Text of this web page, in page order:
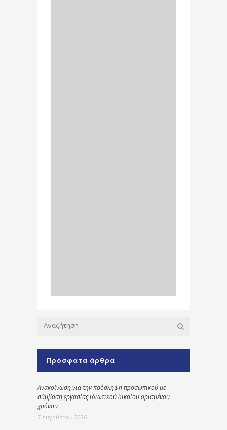
Πρόσφατα άρθρα
Ανακοίνωση για την πρόσληψη προσωπικού με
σύμβαση εργασίας ιδιωτικού δικαίου ορισμένου
χρόνου
7 Αυγούστου 2026